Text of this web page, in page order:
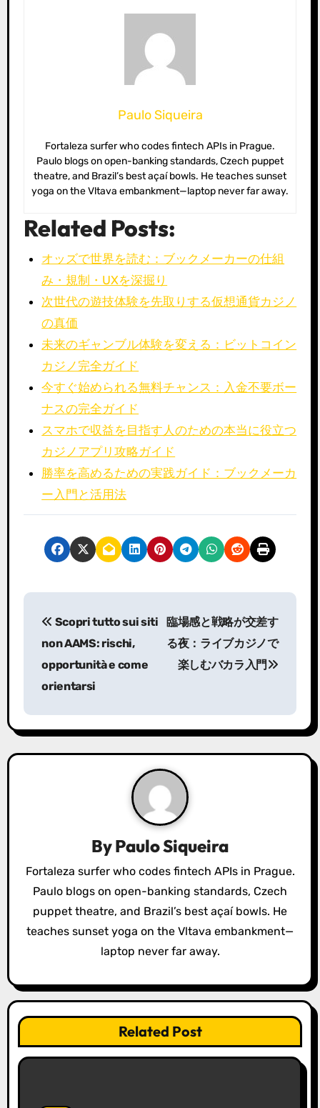
Paulo Siqueira
Fortaleza surfer who codes fintech APIs in Prague.
Paulo blogs on open-banking standards, Czech puppet
theatre, and Brazil’s best açaí bowls. He teaches sunset
yoga on the Vltava embankment—laptop never far away.
Related Posts:
オッズで世界を読む：ブックメーカーの仕組
み・規制・UXを深掘り
次世代の遊技体験を先取りする仮想通貨カジノ
の真価
未来のギャンブル体験を変える：ビットコイン
カジノ完全ガイド
今すぐ始められる無料チャンス：入金不要ボー
ナスの完全ガイド
スマホで収益を目指す人のための本当に役立つ
カジノアプリ攻略ガイド
勝率を高めるための実践ガイド：ブックメーカ
ー入門と活用法
P
n
a
a
i
n
Scopri tutto sui siti
non AAMS: rischi,
opportunità e come
orientarsi
臨場感と戦略が交差す
る夜：ライブカジノで
楽しむバカラ入門
ByPaulo Siqueira
Fortaleza surfer who codes fintech APIs in Prague.
Paulo blogs on open-banking standards, Czech
puppet theatre, and Brazil’s best açaí bowls. He
teaches sunset yoga on the Vltava embankment—
laptop never far away.
Related Post